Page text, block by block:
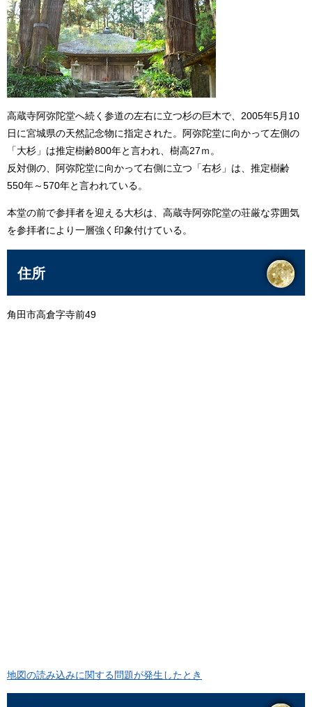
高蔵寺阿弥陀堂へ続く参道の左右に立つ杉の巨木で、2005年5月10
日に宮城県の天然記念物に指定された。阿弥陀堂に向かって左側の
「大杉」は推定樹齢800年と言われ、樹高27ｍ。
反対側の、阿弥陀堂に向かって右側に立つ「右杉」は、推定樹齢
550年～570年と言われている。
本堂の前で参拝者を迎える大杉は、高蔵寺阿弥陀堂の荘厳な雰囲気
を参拝者により一層強く印象付けている。
住所
角田市高倉字寺前49
地図の読み込みに関する問題が発生したとき